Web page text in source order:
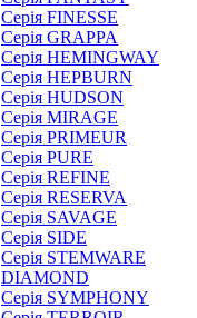
Серія FINESSE
Серія GRAPPA
Серія HEMINGWAY
Серія HEPBURN
Серія HUDSON
Серія MIRAGE
Серія PRIMEUR
Серія PURE
Серія REFINE
Серія RESERVA
Серія SAVAGE
Серія SIDE
Серія STEMWARE
DIAMOND
Серія SYMPHONY